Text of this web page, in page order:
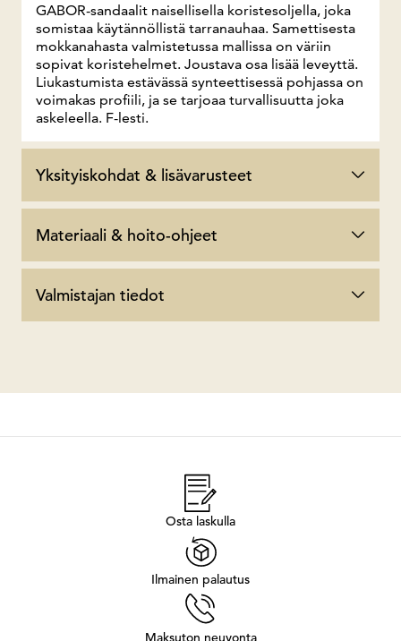
GABOR-sandaalit naisellisella koristesoljella, joka
somistaa käytännöllistä tarranauhaa. Samettisesta
mokkanahasta valmistetussa mallissa on väriin
sopivat koristehelmet. Joustava osa lisää leveyttä.
Liukastumista estävässä synteettisessä pohjassa on
voimakas profiili, ja se tarjoaa turvallisuutta joka
askeleella. F-lesti.
Yksityiskohdat & lisävarusteet
Materiaali & hoito-ohjeet
Valmistajan tiedot
Osta laskulla
Ilmainen palautus
Maksuton neuvonta